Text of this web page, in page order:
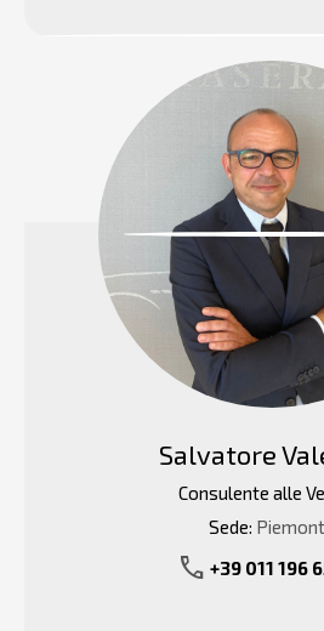
Salvatore
Consulente alle
Sede:
call +39 011 196